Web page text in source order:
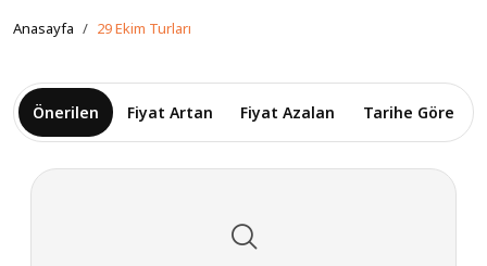
Anasayfa 29 Ekim Turları
Önerilen Fiyat Artan Fiyat Azalan Tarihe Göre